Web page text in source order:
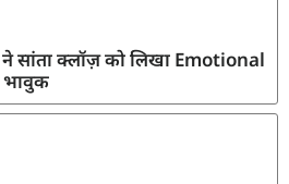
सांता क्लॉज़ को लिखा Emotional
भावुक